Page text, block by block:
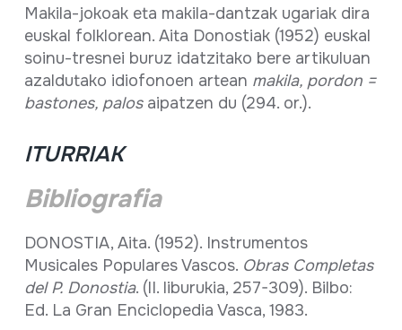
Makila-jokoak eta makila-dantzak ugariak dira
euskal folklorean. Aita Donostiak (1952) euskal
soinu-tresnei buruz idatzitako bere artikuluan
azaldutako idiofonoen artean makila, pordon =
bastones, palosaipatzen du (294. or.).
ITURRIAK
Bibliografia
DONOSTIA, Aita. (1952). Instrumentos
Musicales Populares Vascos. Obras Completas
del P. Donostia. (II. liburukia, 257-309). Bilbo:
Ed. La Gran Enciclopedia Vasca, 1983.